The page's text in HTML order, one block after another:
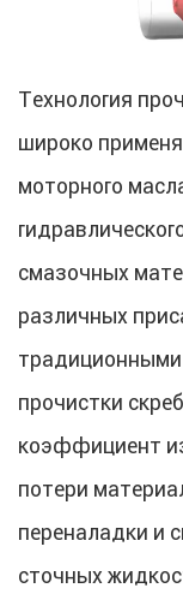
Технология
широко
моторного
смазочных
различных
прочистки
коэффициент
потери
переналадки и
сточных